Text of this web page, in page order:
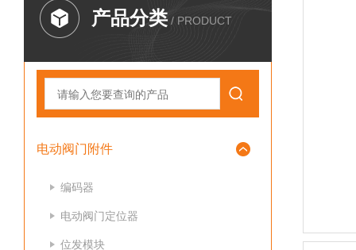
产品分类 / PRODUCT
电动阀门附件
编码器
电动阀门定位器
位发模块